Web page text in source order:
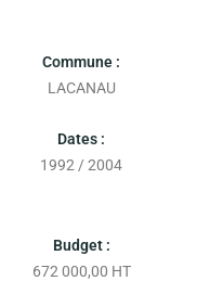
Commune :
LACANAU
Dates :
1992 / 2004
Budget :
672 000,00 HT